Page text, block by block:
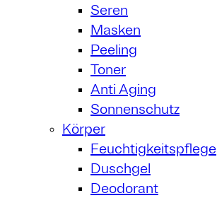
Seren
Masken
Peeling
Toner
Anti Aging
Sonnenschutz
Körper
Feuchtigkeitspflege
Duschgel
Deodorant